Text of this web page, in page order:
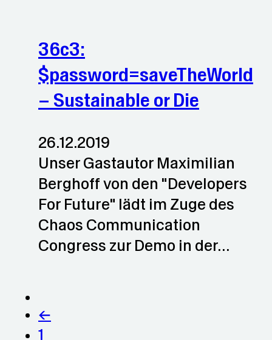
36c3:
$password=saveTheWorld
– Sustainable or Die
26.12.2019
Unser Gastautor Maximilian
Berghoff von den "Developers
For Future" lädt im Zuge des
Chaos Communication
Congress zur Demo in der…
←
1